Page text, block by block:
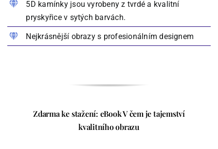
5D kamínky jsou vyrobeny z tvrdé a kvalitní
pryskyřice v sytých barvách.
Nejkrásnější obrazy s profesionálním designem
Zdarma ke stažení: eBook V čem je tajemství
kvalitního obrazu